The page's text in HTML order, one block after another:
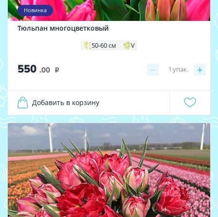
Новинка
Тюльпан многоцветковый
50-60 см V
550 .00 i − +
1 упак.
Добавить в корзину